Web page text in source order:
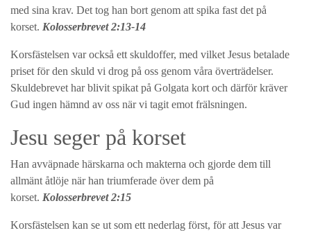
med sina krav. Det tog han bort genom att spika fast det på
korset. Kolosserbrevet 2:13-14
Korsfästelsen var också ett skuldoffer, med vilket Jesus betalade
priset för den skuld vi drog på oss genom våra överträdelser.
Skuldebrevet har blivit spikat på Golgata kort och därför kräver
Gud ingen hämnd av oss när vi tagit emot frälsningen.
Jesu seger på korset
Han avväpnade härskarna och makterna och gjorde dem till
allmänt åtlöje när han triumferade över dem på
korset. Kolosserbrevet 2:15
Korsfästelsen kan se ut som ett nederlag först, för att Jesus var